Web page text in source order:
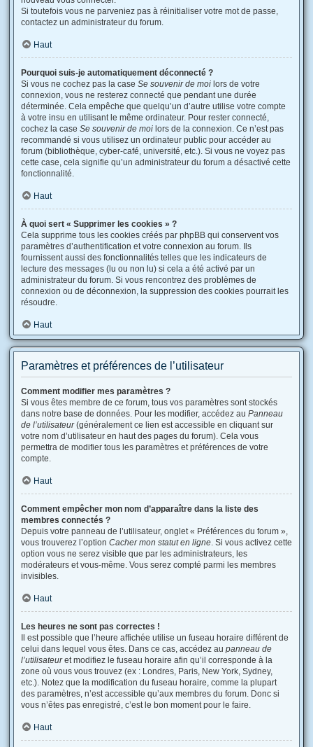
Si toutefois vous ne parveniez pas à réinitialiser votre mot de passe,
contactez un administrateur du forum.
Haut
Pourquoi suis-je automatiquement déconnecté ?
Si vous ne cochez pas la case Se souvenir de moi lors de votre
connexion, vous ne resterez connecté que pendant une durée
déterminée. Cela empêche que quelqu’un d’autre utilise votre compte
à votre insu en utilisant le même ordinateur. Pour rester connecté,
cochez la case Se souvenir de moi lors de la connexion. Ce n’est pas
recommandé si vous utilisez un ordinateur public pour accéder au
forum (bibliothèque, cyber-café, université, etc.). Si vous ne voyez pas
cette case, cela signifie qu’un administrateur du forum a désactivé cette
fonctionnalité.
Haut
À quoi sert « Supprimer les cookies » ?
Cela supprime tous les cookies créés par phpBB qui conservent vos
paramètres d’authentification et votre connexion au forum. Ils
fournissent aussi des fonctionnalités telles que les indicateurs de
lecture des messages (lu ou non lu) si cela a été activé par un
administrateur du forum. Si vous rencontrez des problèmes de
connexion ou de déconnexion, la suppression des cookies pourrait les
résoudre.
Haut
Paramètres et préférences de l’utilisateur
Comment modifier mes paramètres ?
Si vous êtes membre de ce forum, tous vos paramètres sont stockés
dans notre base de données. Pour les modifier, accédez au Panneau
de l’utilisateur(généralement ce lien est accessible en cliquant sur
votre nom d’utilisateur en haut des pages du forum). Cela vous
permettra de modifier tous les paramètres et préférences de votre
compte.
Haut
Comment empêcher mon nom d’apparaître dans la liste des
membres connectés ?
Depuis votre panneau de l’utilisateur, onglet « Préférences du forum »,
vous trouverez l’option Cacher mon statut en ligne. Si vous activez cette
option vous ne serez visible que par les administrateurs, les
modérateurs et vous-même. Vous serez compté parmi les membres
invisibles.
Haut
Les heures ne sont pas correctes !
Il est possible que l’heure affichée utilise un fuseau horaire différent de
celui dans lequel vous êtes. Dans ce cas, accédez au panneau de
l’utilisateuret modifiez le fuseau horaire afin qu’il corresponde à la
zone où vous vous trouvez (ex : Londres, Paris, New York, Sydney,
etc.). Notez que la modification du fuseau horaire, comme la plupart
des paramètres, n’est accessible qu’aux membres du forum. Donc si
vous n’êtes pas enregistré, c’est le bon moment pour le faire.
Haut